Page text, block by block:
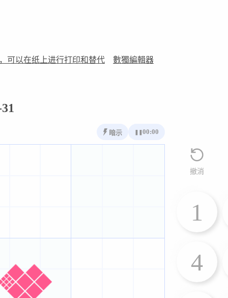
可以在纸上进行打印和替代 數獨編輯器
暗示 00:00
撤消
1
4